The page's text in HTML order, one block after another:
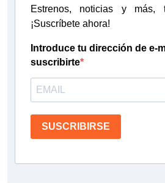
Estrenos, noticias y más,
¡Suscríbete ahora!
Introduce tu dirección de e-
suscribirte
SUSCRIBIRSE